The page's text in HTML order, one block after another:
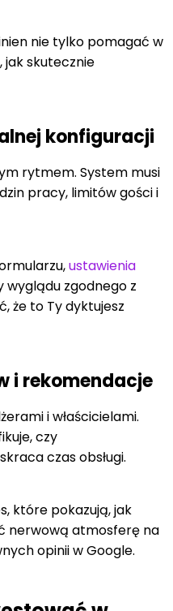
nie tylko pomagać w
jak skutecznie
konfiguracji
rytmem. System musi
pracy, limitów gości i
ustawienia
wyglądu zgodnego z
że to Ty dyktujesz
i rekomendacje
i właścicielami.
czy
czas obsługi.
które pokazują, jak
nerwową atmosferę na
opinii w Google.